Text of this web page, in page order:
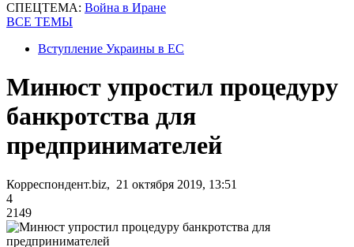
СПЕЦТЕМА: Война в Иране
ВСЕ ТЕМЫ
Вступление Украины в ЕС
Минюст упростил процедуру
банкротства для
предпринимателей
Корреспондент.biz, 21 октября 2019, 13:51
4
2149